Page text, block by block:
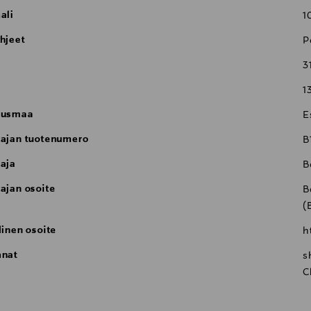
tuotenumero
osoite
osoite